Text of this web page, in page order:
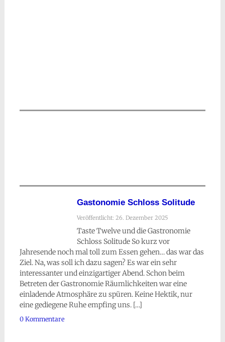
Gastonomie Schloss Solitude
Veröffentlicht: 26. Dezember 2025
Taste Twelve und die Gastronomie
Schloss Solitude So kurz vor
Jahresende noch mal toll zum Essen gehen… das war das
Ziel. Na, was soll ich dazu sagen? Es war ein sehr
interessanter und einzigartiger Abend. Schon beim
Betreten der Gastronomie Räumlichkeiten war eine
einladende Atmosphäre zu spüren. Keine Hektik, nur
eine gediegene Ruhe empfing uns. […]
0 Kommentare